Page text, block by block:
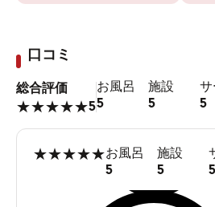
口コミ
総合評価
★★★★★5
お風呂
5
施設
5
サ
5
★★★★★お風呂
5
施設
5 5